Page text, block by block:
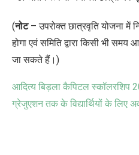
(नोट–उपरोक्त छात्रवृति योजना में
होगा एवं समिति द्वारा किसी भी समय
जा सकते हैं।)
आदित्य बिड़ला कैपिटल स्कॉलरशिप
ग्रेजुएशन तक के विद्यार्थियों के लिए